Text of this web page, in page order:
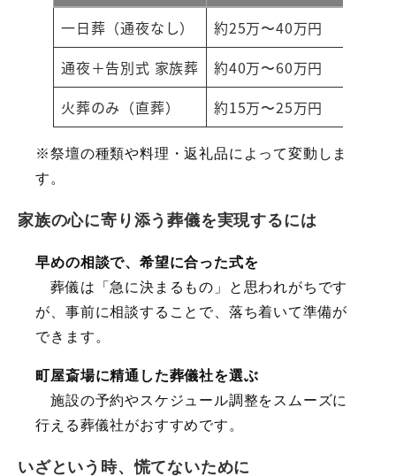
一日葬（通夜なし）
約25万〜40万円
通夜＋告別式 家族葬
約40万〜60万円
火葬のみ（直葬）
約15万〜25万円
※祭壇の種類や料理・返礼品によって変動しま
す。
家族の心に寄り添う葬儀を実現するには
早めの相談で、希望に合った式を
葬儀は「急に決まるもの」と思われがちです
が、事前に相談することで、落ち着いて準備が
できます。
町屋斎場に精通した葬儀社を選ぶ
施設の予約やスケジュール調整をスムーズに
行える葬儀社がおすすめです。
いざという時、慌てないために